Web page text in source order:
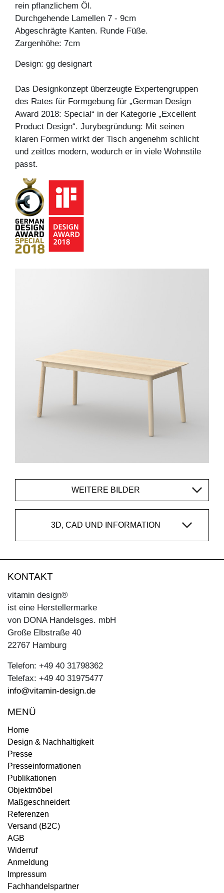
rein pflanzlichem Öl.
Durchgehende Lamellen 7 - 9cm
Abgeschrägte Kanten. Runde Füße.
Zargenhöhe: 7cm
Design: gg designart
Das Designkonzept überzeugte Expertengruppen
des Rates für Formgebung für „German Design
Award 2018: Special“ in der Kategorie „Excellent
Product Design“. Jurybegründung: Mit seinen
klaren Formen wirkt der Tisch angenehm schlicht
und zeitlos modern, wodurch er in viele Wohnstile
passt.
WEITERE BILDER
3D, CAD UND INFORMATION
KONTAKT
vitamin design®
ist eine Herstellermarke
von DONA Handelsges. mbH
Große Elbstraße 40
22767 Hamburg
Telefon: +49 40 31798362
Telefax: +49 40 31975477
info@vitamin-design.de
MENÜ
Home
Design & Nachhaltigkeit
Presse
Presseinformationen
Publikationen
Objektmöbel
Maßgeschneidert
Referenzen
Versand (B2C)
AGB
Widerruf
Anmeldung
Impressum
Fachhandelspartner